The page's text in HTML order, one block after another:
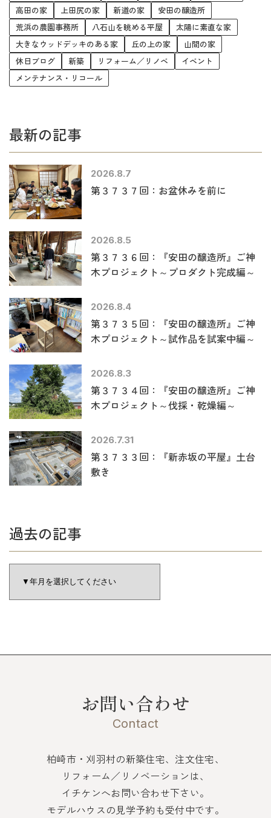
高田の家
上田尻の家 新道の家
安田の醸造所
荒浜の農園事務所
八石山を眺める平屋
太陽に素直な家
大きなウッドデッキのある家
丘の上の家
山間の家
休日ブログ
新築 リフォーム／リノベ
イベント
メンテナンス・リコール
最新の記事
2026.8.7
第３７３７回：お盆休みを前に
2026.8.5
第３７３６回：『安田の醸造所』ご神
木プロジェクト～プロダクト完成編～
2026.8.4
第３７３５回：『安田の醸造所』ご神
木プロジェクト～試作品を試案中編～
2026.8.3
第３７３４回：『安田の醸造所』ご神
木プロジェクト～伐採・乾燥編～
2026.7.31
第３７３３回：『新赤坂の平屋』土台
敷き
過去の記事
お問い合わせ
Contact
柏崎市・刈羽村の新築住宅、注文住宅、
リフォーム／リノベーションは、
イチケンへお問い合わせ下さい。
モデルハウスの見学予約も受付中です。